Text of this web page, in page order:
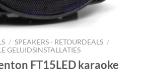
/ SPEAKERS - RETOURDEALS /
GELUIDSINSTALLATIES
FT15LED karaoke